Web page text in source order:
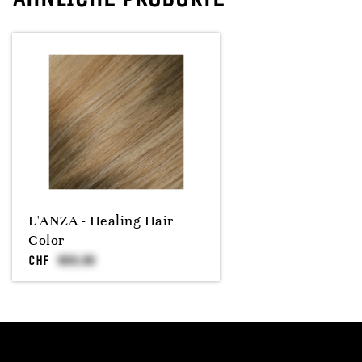
L'ANZA - Healing Hair
Color
CHF